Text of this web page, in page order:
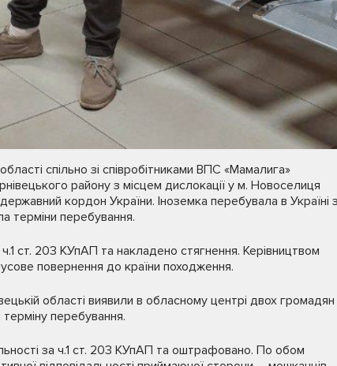
спільно зі співробітниками ВПС «Мамалига»
району з місцем дислокації у м. Новоселиця
кордон України. Іноземка перебувала в Україні з
терміни перебування.
ст. 203 КУпАП та накладено стягнення. Керівництвом
повернення до країни походження.
області виявили в обласному центрі двох громадян
перебування.
за ч.1 ст. 203 КУпАП та оштрафовано. По обом